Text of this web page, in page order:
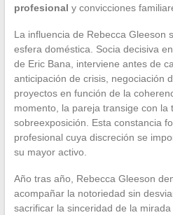
profesional y convicciones
La influencia de Rebecca Gleeson
esfera doméstica. Socia decisiva
de Eric Bana, interviene antes de
anticipación de crisis, negociación
proyectos en función de la
momento, la pareja transige con la
sobreexposición. Esta constancia
profesional cuya discreción se
su mayor activo.
Año tras año, Rebecca Gleeson
acompañar la notoriedad sin
sacrificar la sinceridad de la